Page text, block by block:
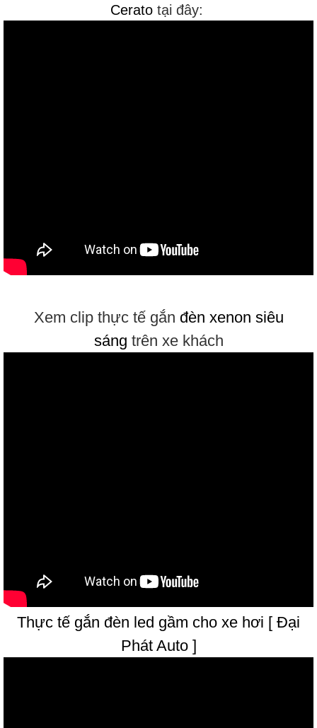
Ceratotại đây:
Xem clip thực tế gắn đèn xenon siêu
sáng trên xe khách
Thực tế gắn đèn led gầm cho xe hơi [ Đại
Phát Auto ]